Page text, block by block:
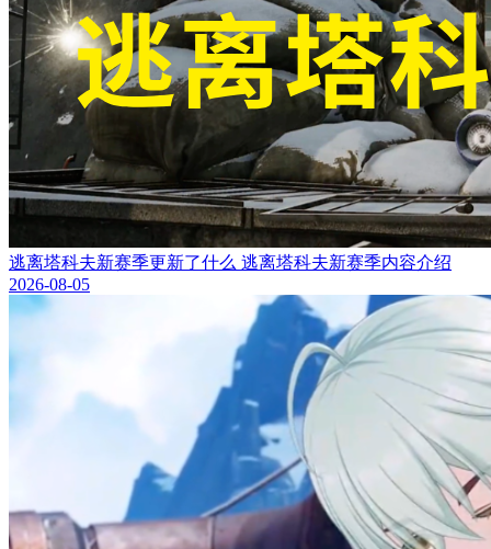
逃离塔科夫新赛季更新了什么 逃离塔科夫新赛季内容介绍
2026-08-05